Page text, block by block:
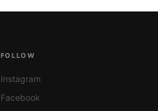
FOLLOW
Instagram
Facebook